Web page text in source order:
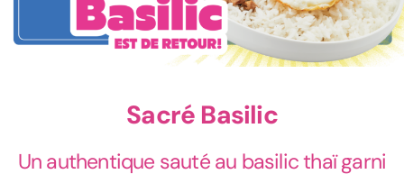
Sacré Basilic
Un authentique sauté au basilic thaï garni